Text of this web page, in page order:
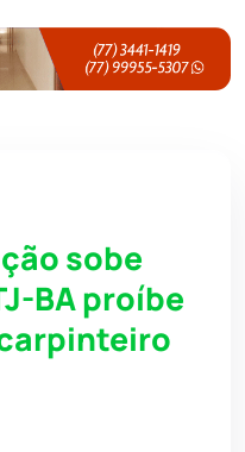
sobe
BA proíbe